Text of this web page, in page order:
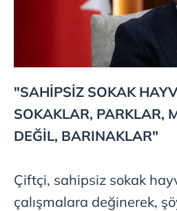
"SAHİPSİZ SOKAK
SOKAKLAR, PARKLAR,
DEĞİL, BARINAKLAR"
Çiftçi, sahipsiz sokak
çalışmalara değinerek,